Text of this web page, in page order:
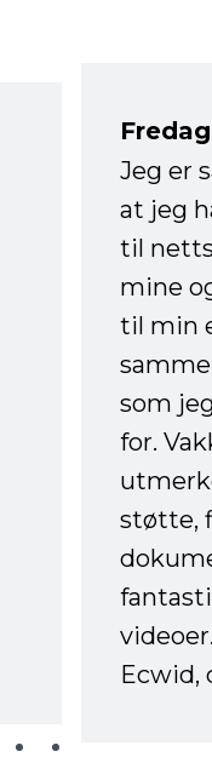
Jeg er
at jeg
til
mine
til min
som
for.
støtte,
Ecwid,